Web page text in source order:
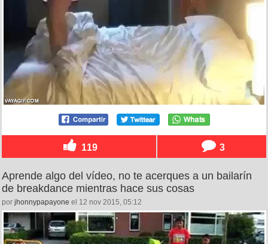
119 3
Aprende algo del vídeo, no te acerques a un bailarín
de breakdance mientras hace sus cosas
por jhonnypapayone el 12 nov 2015, 05:12